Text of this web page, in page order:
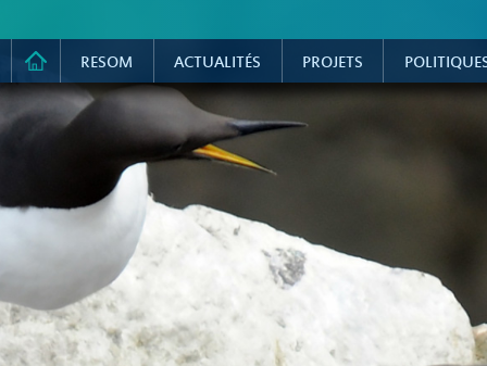
RESOM ACTUALITÉS PROJETS